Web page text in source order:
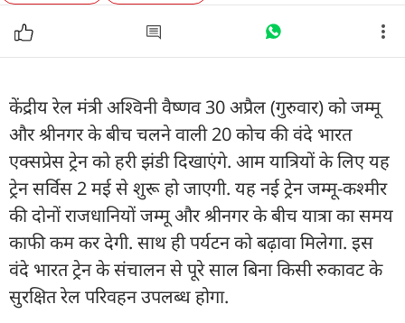
केंद्रीय रेल मंत्री अश्विनी वैष्णव 30 अप्रैल (गुरुवार) को जम्मू
और श्रीनगर के बीच चलने वाली 20 कोच की वंदे भारत
एक्सप्रेस ट्रेन को हरी झंडी दिखाएंगे. आम यात्रियों के लिए यह
ट्रेन सर्विस 2 मई से शुरू हो जाएगी. यह नई ट्रेन जम्मू-कश्मीर
की दोनों राजधानियों जम्मू और श्रीनगर के बीच यात्रा का समय
काफी कम कर देगी. साथ ही पर्यटन को बढ़ावा मिलेगा. इस
वंदे भारत ट्रेन के संचालन से पूरे साल बिना किसी रुकावट के
सुरक्षित रेल परिवहन उपलब्ध होगा.